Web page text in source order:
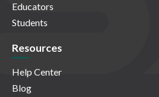
Educators
Students
Resources
Help Center
Blog